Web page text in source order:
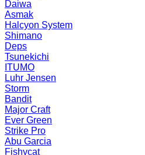
Daiwa
Asmak
Halcyon System
Shimano
Deps
Tsunekichi
ITUMO
Luhr Jensen
Storm
Bandit
Major Craft
Ever Green
Strike Pro
Abu Garcia
Fishycat